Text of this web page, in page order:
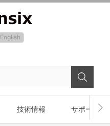
English
技術情報 サポート